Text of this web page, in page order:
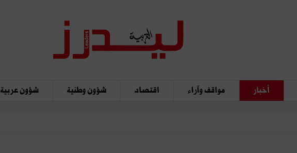
أخبار مواقف وآراء اقتصاد شؤون وطنية شؤون عربية